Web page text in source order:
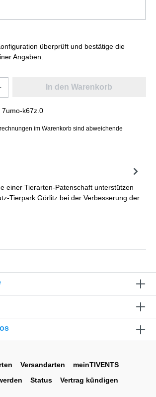
überprüft und bestätige die
Angaben.
In den Warenkorb
7umo-k67z.0
im Warenkorb sind abweichende
einer Tierarten-Patenschaft unterstützen
Tierpark Görlitz bei der Verbesserung der
Versandarten
meinTIVENTS
Status Vertrag kündigen